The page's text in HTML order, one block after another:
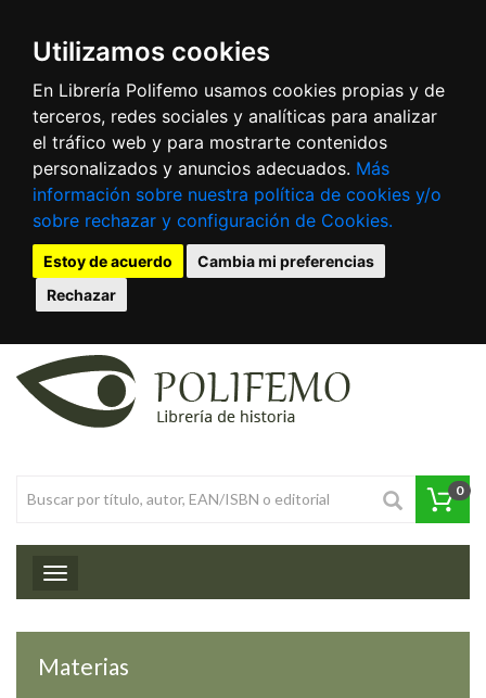
Utilizamos cookies
En Librería Polifemo usamos cookies propias y de
terceros, redes sociales y analíticas para analizar
el tráfico web y para mostrarte contenidos
personalizados y anuncios adecuados. Más
información sobre nuestra política de cookies y/o
sobre rechazar y configuración de Cookies.
Estoy de acuerdo
Cambia mi preferencias
Rechazar
0
Toggle navigation
Materias